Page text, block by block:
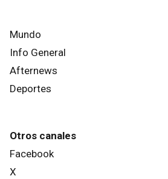
Mundo
Info General
Afternews
Deportes
Otros canales
Facebook
X